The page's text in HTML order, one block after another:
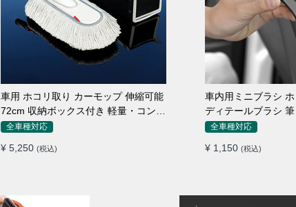
車用 ホコリ取り カーモップ 伸縮可能
72cm 収納ボックス付き 軽量・コンパ
クト
全車種対応
¥ 5,250 (税込)
車内用ミニブラシ
ディテールブラシ
ン吹き出し口
全車種対応
¥ 1,150 (税込)